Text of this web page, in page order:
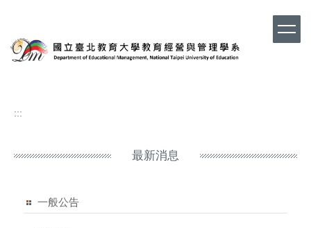
主
要
:::
最新消息
一般公告